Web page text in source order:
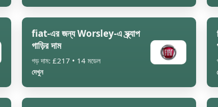
fiat-এর জন্য Worsley-এ স্ক্র্যাপ
গাড়ির দাম
গড় দাম: £217 • 14 মডেল
দেখুন